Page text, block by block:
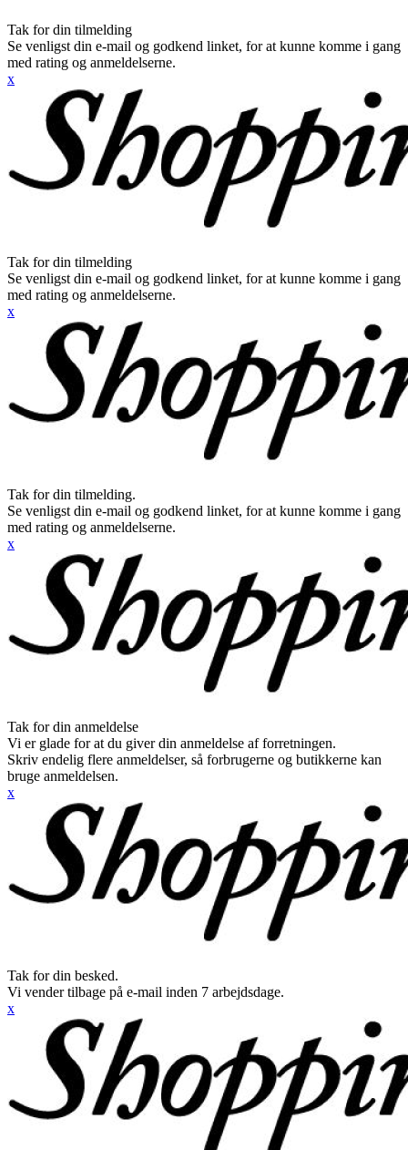
Tak for din tilmelding
Se venligst din e-mail og godkend linket, for at kunne komme i gang
med rating og anmeldelserne.
x
Tak for din tilmelding
Se venligst din e-mail og godkend linket, for at kunne komme i gang
med rating og anmeldelserne.
x
Tak for din tilmelding.
Se venligst din e-mail og godkend linket, for at kunne komme i gang
med rating og anmeldelserne.
x
Tak for din anmeldelse
Vi er glade for at du giver din anmeldelse af forretningen.
Skriv endelig flere anmeldelser, så forbrugerne og butikkerne kan
bruge anmeldelsen.
x
Tak for din besked.
Vi vender tilbage på e-mail inden 7 arbejdsdage.
x